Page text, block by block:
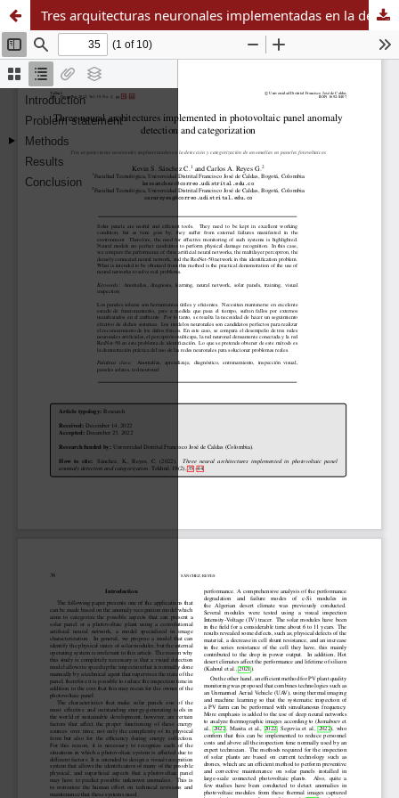
Tres arquitecturas neuronales implementadas en la detección y categorización de anomalías en paneles fotovoltaicos